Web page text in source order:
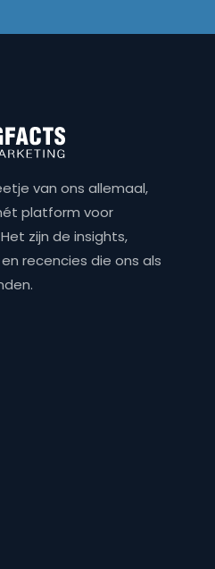
van ons allemaal,
platform voor
zijn de insights,
recencies die ons als